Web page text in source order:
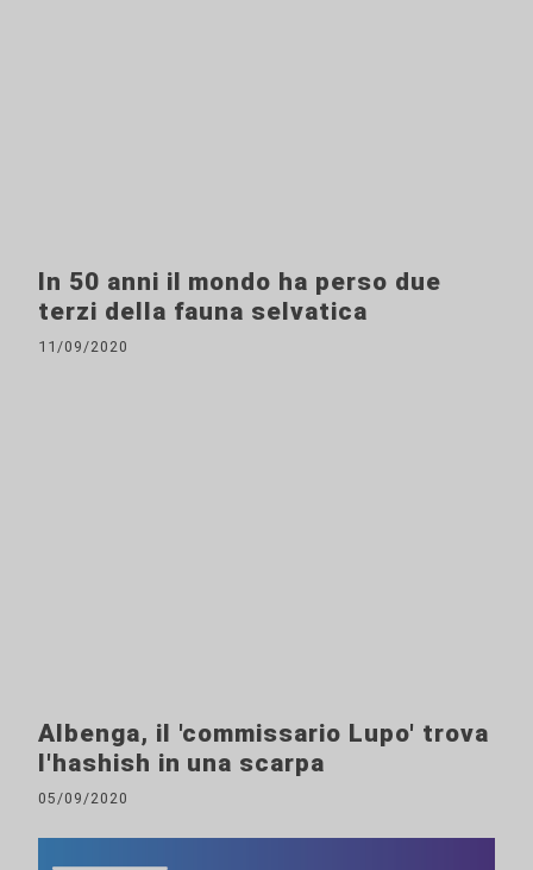
In 50 anni il mondo ha perso due
terzi della fauna selvatica
11/09/2020
Albenga, il 'commissario Lupo' trova
l'hashish in una scarpa
05/09/2020